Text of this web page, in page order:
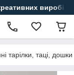
виробів
тарілки, таці,